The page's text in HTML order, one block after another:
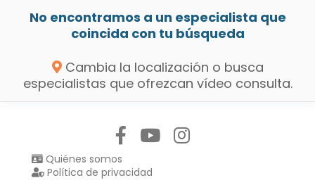
No encontramos a un especialista que
coincida con tu búsqueda
Cambia la localización o busca
especialistas que ofrezcan vídeo consulta.
Quiénes somos
Política de privacidad